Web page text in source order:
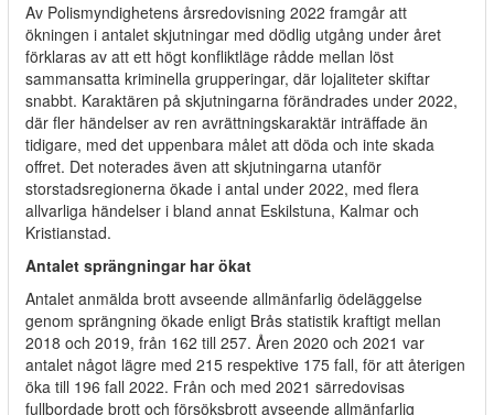
Av Polismyndighetens årsredovisning 2022 framgår att
ökningen i antalet skjutningar med dödlig utgång under året
förklaras av att ett högt konfliktläge rådde mellan löst
sammansatta kriminella grupperingar, där lojaliteter skiftar
snabbt. Karaktären på skjutningarna förändrades under 2022,
där fler händelser av ren avrättningskaraktär inträffade än
tidigare, med det uppenbara målet att döda och inte skada
offret. Det noterades även att skjutningarna utanför
storstadsregionerna ökade i antal under 2022, med flera
allvarliga händelser i bland annat Eskilstuna, Kalmar och
Kristianstad.
Antalet sprängningar har ökat
Antalet anmälda brott avseende allmänfarlig ödeläggelse
genom sprängning ökade enligt Brås statistik kraftigt mellan
2018 och 2019, från 162 till 257. Åren 2020 och 2021 var
antalet något lägre med 215 respektive 175 fall, för att återigen
öka till 196 fall 2022. Från och med 2021 särredovisas
fullbordade brott och försöksbrott avseende allmänfarlig